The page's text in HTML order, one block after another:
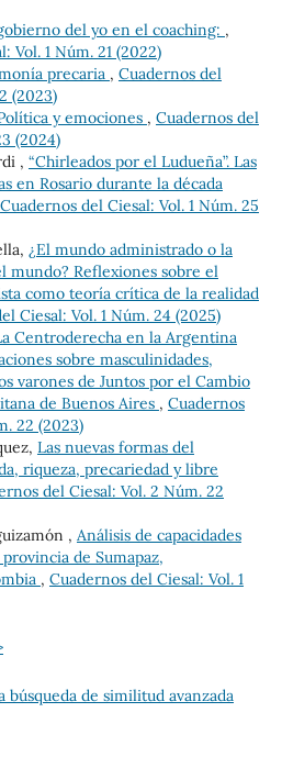
del yo en el coaching: ,
Vol. 1 Núm. 21 (2022)
precaria , Cuadernos del
(2023)
y emociones , Cuadernos del
(2024)
, “Chirleados por el Ludueña”. Las
en Rosario durante la década
Cuadernos del Ciesal: Vol. 1 Núm. 25
¿El mundo administrado o la
mundo? Reflexiones sobre el
como teoría crítica de la realidad
Ciesal: Vol. 1 Núm. 24 (2025)
Centroderecha en la Argentina
sobre masculinidades,
varones de Juntos por el Cambio
de Buenos Aires , Cuadernos
22 (2023)
Las nuevas formas del
riqueza, precariedad y libre
del Ciesal: Vol. 2 Núm. 22
, Análisis de capacidades
de Sumapaz,
, Cuadernos del Ciesal: Vol. 1
búsqueda de similitud avanzada